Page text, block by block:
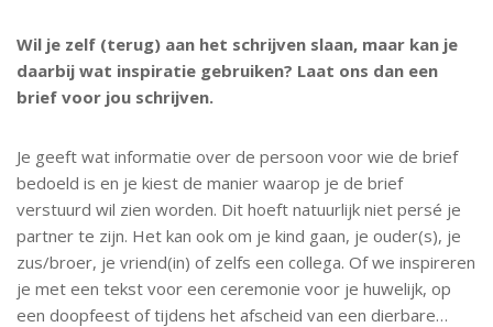
Wil je zelf (terug) aan het schrijven slaan, maar kan je
daarbij wat inspiratie gebruiken? Laat ons dan een
brief voor jou schrijven.
Je geeft wat informatie over de persoon voor wie de brief
bedoeld is en je kiest de manier waarop je de brief
verstuurd wil zien worden. Dit hoeft natuurlijk niet persé je
partner te zijn. Het kan ook om je kind gaan, je ouder(s), je
zus/broer, je vriend(in) of zelfs een collega. Of we inspireren
je met een tekst voor een ceremonie voor je huwelijk, op
een doopfeest of tijdens het afscheid van een dierbare…